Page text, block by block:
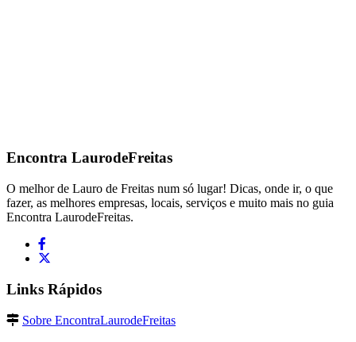
Encontra LaurodeFreitas
O melhor de Lauro de Freitas num só lugar! Dicas, onde ir, o que
fazer, as melhores empresas, locais, serviços e muito mais no guia
Encontra LaurodeFreitas.
Links Rápidos
Sobre EncontraLaurodeFreitas